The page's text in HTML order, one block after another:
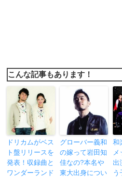
こんな記事もあります！
ドリカムがベス
ト盤リリースを
発表！収録曲と
ワンダーランド
グローバー義和
の嫁って岩田知
佳なの?本名や
東大出身につい
和
出
う